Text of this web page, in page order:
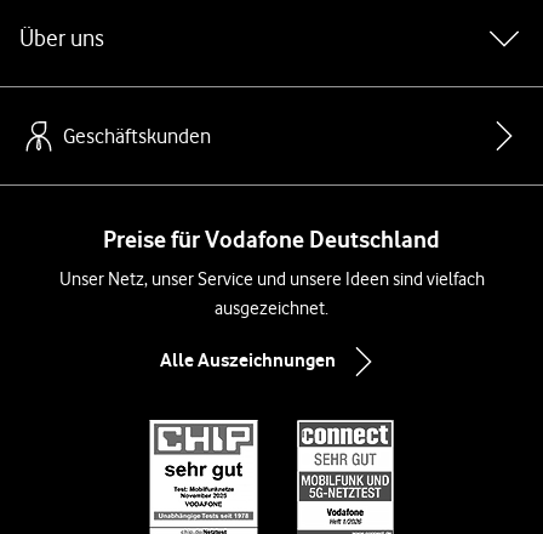
Über uns
Geschäftskunden
Preise für Vodafone Deutschland
Unser Netz, unser Service und unsere Ideen sind vielfach
ausgezeichnet.
Alle Auszeichnungen